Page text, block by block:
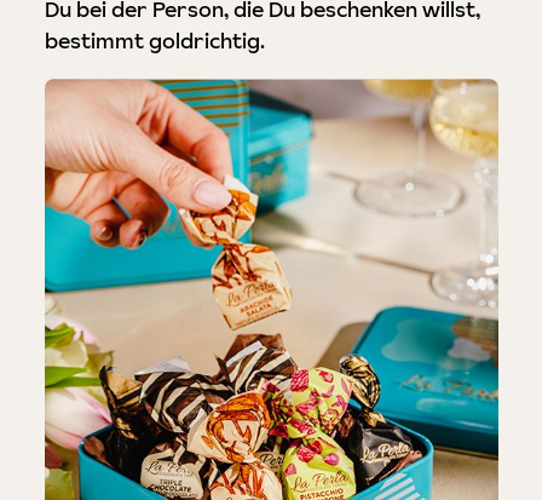
Du bei der Person, die Du beschenken willst,
bestimmt goldrichtig.